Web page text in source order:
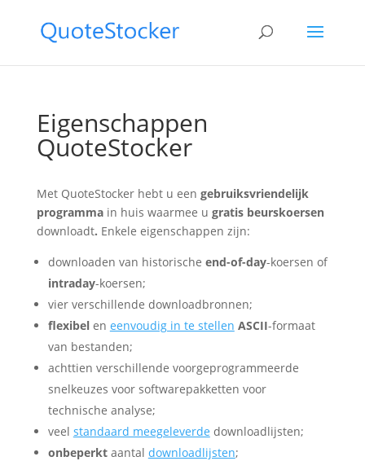
Eigenschappen
QuoteStocker
Met QuoteStocker hebt u een gebruiksvriendelijk
programmain huis waarmee u gratis beurskoersen
downloadt. Enkele eigenschappen zijn:
downloaden van historische end-of-day-koersen of
intraday-koersen;
vier verschillende downloadbronnen;
flexibelen eenvoudig in te stellen ASCII-formaat
van bestanden;
achttien verschillende voorgeprogrammeerde
snelkeuzes voor softwarepakketten voor
technische analyse;
veel standaard meegeleverde downloadlijsten;
onbeperktaantal downloadlijsten;